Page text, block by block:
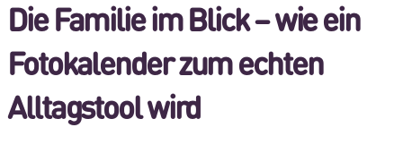
Die Familie im Blick – wie ein
Fotokalender zum echten
Alltagstool wird